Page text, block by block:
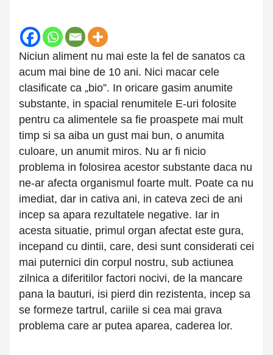
Niciun aliment nu mai este la fel de sanatos ca
acum mai bine de 10 ani. Nici macar cele
clasificate ca „bio”. In oricare gasim anumite
substante, in spacial renumitele E-uri folosite
pentru ca alimentele sa fie proaspete mai mult
timp si sa aiba un gust mai bun, o anumita
culoare, un anumit miros. Nu ar fi nicio
problema in folosirea acestor substante daca nu
ne-ar afecta organismul foarte mult. Poate ca nu
imediat, dar in cativa ani, in cateva zeci de ani
incep sa apara rezultatele negative. Iar in
acesta situatie, primul organ afectat este gura,
incepand cu dintii, care, desi sunt considerati cei
mai puternici din corpul nostru, sub actiunea
zilnica a diferitilor factori nocivi, de la mancare
pana la bauturi, isi pierd din rezistenta, incep sa
se formeze tartrul, cariile si cea mai grava
problema care ar putea aparea, caderea lor.